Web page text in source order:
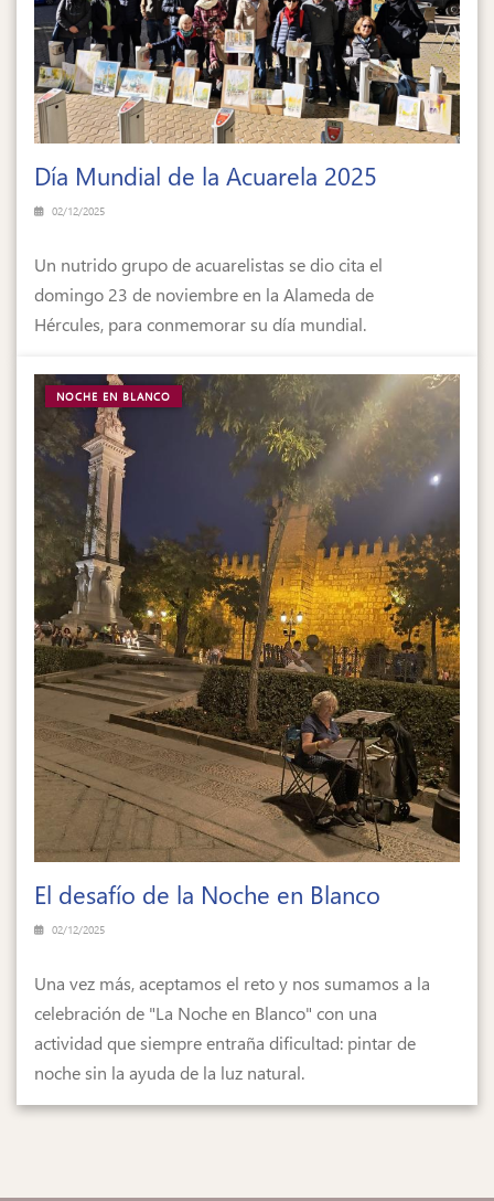
Día Mundial de la Acuarela 2025
02/12/2025
Un nutrido grupo de acuarelistas se dio cita el
domingo 23 de noviembre en la Alameda de
Hércules, para conmemorar su día mundial.
NOCHE EN BLANCO
El desafío de la Noche en Blanco
02/12/2025
Una vez más, aceptamos el reto y nos sumamos a la
celebración de "La Noche en Blanco" con una
actividad que siempre entraña dificultad: pintar de
noche sin la ayuda de la luz natural.